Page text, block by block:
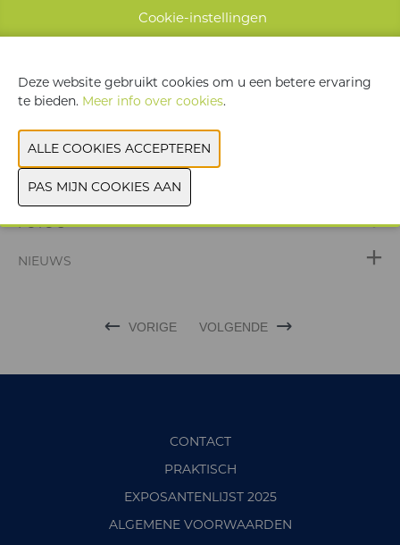
co-creatie aan tastbare resultaten.
WEBSITE CATALOGUS
PRODUCTGROEP
FOTO'S
NIEUWS
VORIGE VOLGENDE
CONTACT
PRAKTISCH
EXPOSANTENLIJST 2025
ALGEMENE VOORWAARDEN
Cookie-instellingen
Deze website gebruikt cookies om u een betere ervaring
te bieden. Meer info over cookies.